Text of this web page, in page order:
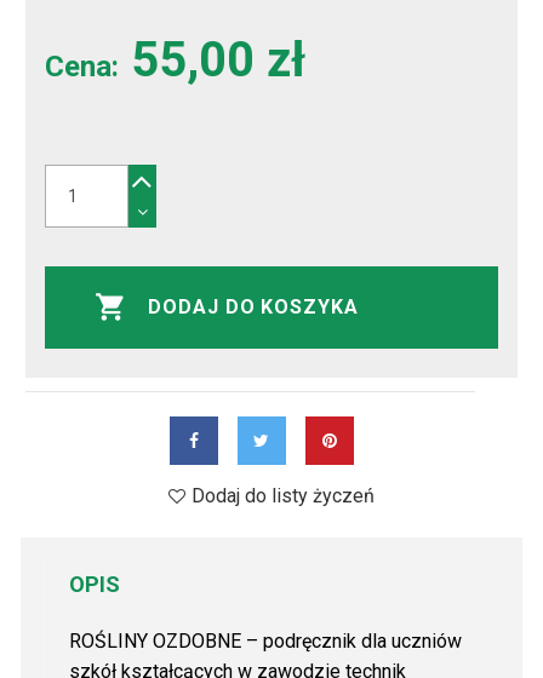
Cena: 55,00 zł
DODAJ DO KOSZYKA
Dodaj do listy życzeń
OPIS
ROŚLINY OZDOBNE – podręcznik dla uczniów
szkół kształcących w zawodzie technik